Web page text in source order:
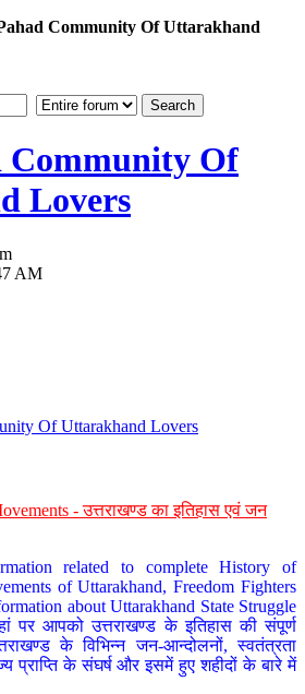
Community Of Uttarakhand
Community Of
Lovers
AM
Of Uttarakhand Lovers
- उत्तराखण्ड का इतिहास एवं जन
related to complete History of
of Uttarakhand, Freedom Fighters
about Uttarakhand State Struggle
पर आपको उत्तराखण्ड के इतिहास की संपूर्ण
के विभिन्न जन-आन्दोलनों, स्वतंत्रता
प्राप्ति के संघर्ष और इसमें हुए शहीदों के बारे में